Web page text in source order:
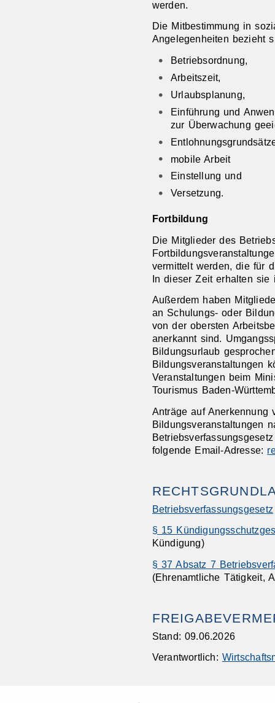
werden.
Die Mitbestimmung in
Angelegenheiten bezieht
Betriebsordnung,
Arbeitszeit,
Urlaubsplanung,
Einführung und
zur Überwachung
mobile Arbeit
Einstellung und
Versetzung.
Fortbildung
Die Mitglieder des
vermittelt werden, die für
In dieser Zeit erhalten sie
Außerdem haben
an Schulungs- oder
von der obersten
anerkannt sind.
Bildungsurlaub
Bildungsveranstaltungen
Veranstaltungen beim
Tourismus Baden-
Anträge auf Anerkennung
Bildungsveranstaltungen
folgende Email-Adresse:
Betriebsverfassungsgesetz
§ 15
Kündigung)
§ 37 Absatz 7
(Ehrenamtliche Tätigkeit,
Stand: 09.06.2026
Verantwortlich: